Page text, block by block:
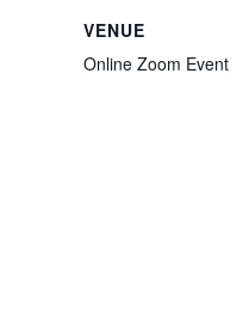
VENUE
Online Zoom Event